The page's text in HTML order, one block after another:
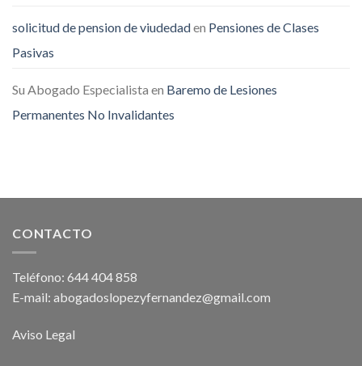
solicitud de pension de viudedaden Pensiones de Clases
Pasivas
Su Abogado Especialista en Baremo de Lesiones
Permanentes No Invalidantes
CONTACTO
Teléfono: 644 404 858
E-mail: abogadoslopezyfernandez@gmail.com
Aviso Legal